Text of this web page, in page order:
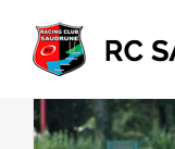
Passer
contenu